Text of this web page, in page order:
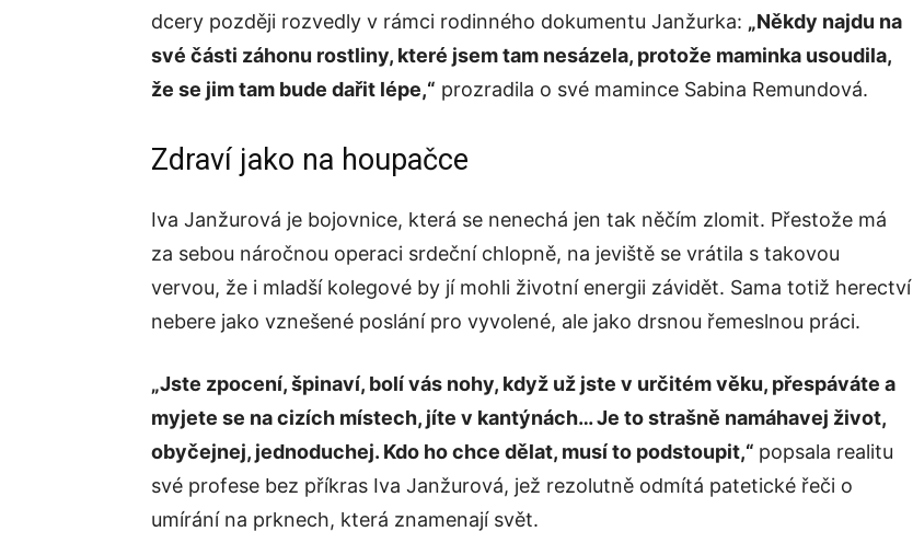
dcery později rozvedly v rámci rodinného dokumentu Janžurka: „Někdy najdu na
své části záhonu rostliny, které jsem tam nesázela, protože maminka usoudila,
že se jim tam bude dařit lépe,“ prozradila o své mamince Sabina Remundová.
Zdraví jako na houpačce
Iva Janžurová je bojovnice, která se nenechá jen tak něčím zlomit. Přestože má
za sebou náročnou operaci srdeční chlopně, na jeviště se vrátila s takovou
vervou, že i mladší kolegové by jí mohli životní energii závidět. Sama totiž herectví
nebere jako vznešené poslání pro vyvolené, ale jako drsnou řemeslnou práci.
„Jste zpocení, špinaví, bolí vás nohy, když už jste v určitém věku, přespáváte a
myjete se na cizích místech, jíte v kantýnách… Je to strašně namáhavej život,
obyčejnej, jednoduchej. Kdo ho chce dělat, musí to podstoupit,“ popsala realitu
své profese bez příkras Iva Janžurová, jež rezolutně odmítá patetické řeči o
umírání na prknech, která znamenají svět.